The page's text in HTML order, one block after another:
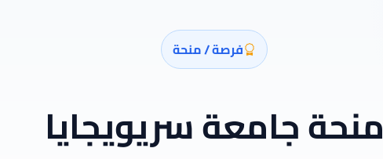
فرصة / منحة
منحة جامعة سريويجايا